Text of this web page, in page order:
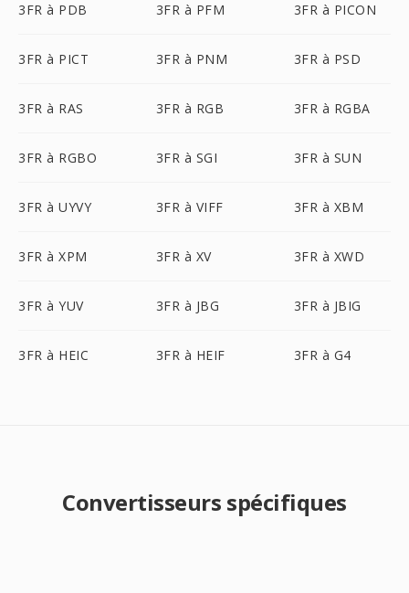
3FR à PDB 3FR à PFM 3FR à PICON
3FR à PICT 3FR à PNM 3FR à PSD
3FR à RAS 3FR à RGB 3FR à RGBA
3FR à RGBO 3FR à SGI 3FR à SUN
3FR à UYVY 3FR à VIFF 3FR à XBM
3FR à XPM 3FR à XV 3FR à XWD
3FR à YUV 3FR à JBG 3FR à JBIG
3FR à HEIC 3FR à HEIF 3FR à G4
Convertisseurs spécifiques